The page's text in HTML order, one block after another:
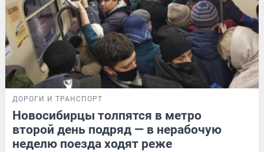
ДОРОГИ И ТРАНСПОРТ
Новосибирцы толпятся в метро
второй день подряд — в нерабочую
неделю поезда ходят реже